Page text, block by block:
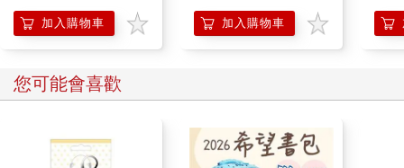
嘈雜擁擠的家裡和左鄰右舍，附小學校氣氛跟家裡截然不同，是
美的、有秩序的、有紀律但是自由的，讓人感到尊嚴的空間。對
海源來說，這更像是偷來的，他知道這日子是靠考好成績換來
瞿家其他男孩子沒機運讀竹師附小，後來幾乎都做了軍人，兄弟
加入購物車 加入購物車
您可能會喜歡